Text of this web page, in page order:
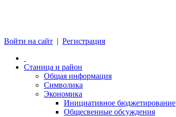
Войти на сайт | Регистрация
Станица и район
Общая информация
Символика
Экономика
Инициативное бюджетирование
Общесвенные обсуждения